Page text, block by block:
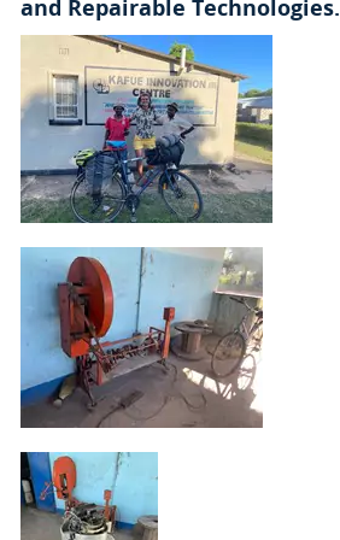
and Repairable Technologies.